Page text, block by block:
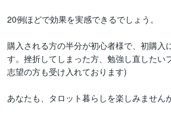
20例ほどで効果を実感できるでしょう。
購入される方の半分が初心者様で、初購入
す。挫折してしまった方、勉強し直したい
志望の方も受け入れております)
あなたも、タロット暮らしを楽しみません